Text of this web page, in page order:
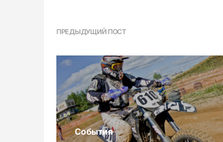
ПРЕДЫДУЩИЙ ПОСТ
События